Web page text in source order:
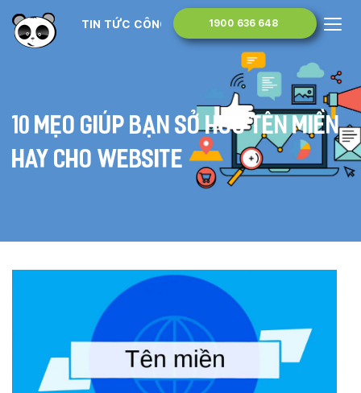
1900 636 648
TIN TỨC CÔNG NGHỆ
10 mẹo giúp bạn sở hữu tên miền
hay cho website